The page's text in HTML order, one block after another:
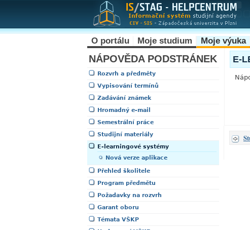
O portálu Moje studium Moje výuka
NÁPOVĚDA PODSTRÁNEK
Rozvrh a předměty
Vypisování termínů
Zadávání známek
Hromadný e-mail
Semestrální práce
Studijní materiály
E-learningové systémy
Nová verze aplikace
Přehled školitele
Program předmětu
Požadavky na rozvrh
Garant oboru
Témata VŠKP
E-